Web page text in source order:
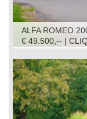
ALFA ROMEO
€ 49.500,-- |